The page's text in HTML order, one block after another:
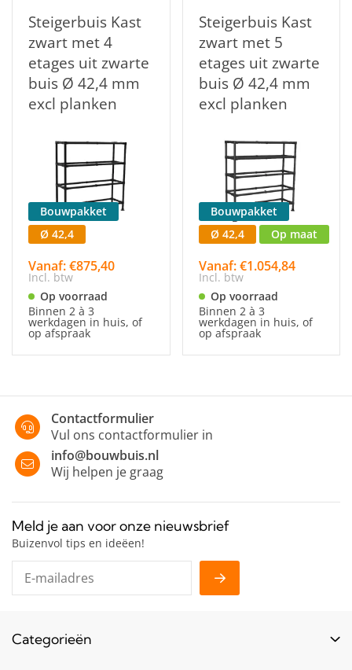
Steigerbuis Kast
zwart met 4
etages uit zwarte
buis Ø 42,4 mm
excl planken
Bouwpakket
Ø 42,4
Vanaf: €875,40
Incl. btw
Op voorraad
Binnen 2 à 3
werkdagen in huis, of
op afspraak
Steigerbuis Kast
zwart met 5
etages uit zwarte
buis Ø 42,4 mm
excl planken
Bouwpakket
Ø 42,4
Op maat
Vanaf: €1.054,84
Incl. btw
Op voorraad
Binnen 2 à 3
werkdagen in huis, of
op afspraak
Contactformulier
Vul ons contactformulier in
info@bouwbuis.nl
Wij helpen je graag
Meld je aan voor onze nieuwsbrief
Buizenvol tips en ideëen!
Categorieën